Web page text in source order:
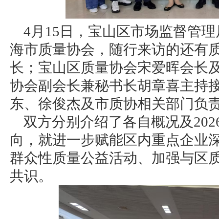
4月15日，宝山区市场监督管
海市质量协会，随行来访的还有
长；宝山区质量协会宋爱晖会长
协会副会长兼秘书长胡章喜主持
东、徐俊杰及市质协相关部门负
双方分别介绍了各自概况及
向，就进一步赋能区内重点企业
群众性质量公益活动、加强与区
共识。